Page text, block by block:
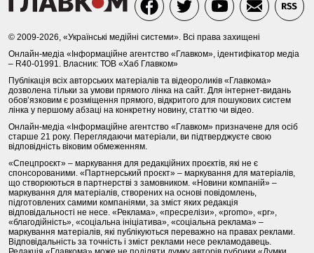
© 2009-2026, «Українські медійні системи». Всі права захищені
Онлайн-медіа «Інформаційне агентство «Главком», ідентифікатор медіа
– R40-01991. Власник: ТОВ «Хаб Главком»
Публікація всіх авторських матеріалів та відеороликів «Главкома»
дозволена тільки за умови прямого лінка на сайт. Для інтернет-видань
обов’язковим є розміщення прямого, відкритого для пошукових систем
лінка у першому абзаці на конкретну новину, статтю чи відео.
Онлайн-медіа «Інформаційне агентство «Главком» призначене для осіб
старше 21 року. Переглядаючи матеріали, ви підтверджуєте свою
відповідність віковим обмеженням.
«Спецпроєкт» – маркування для редакційних проєктів, які не є
спонсорованими. «Партнерський проєкт» – маркування для матеріалів,
що створюються в партнерстві з замовником. «Новини компаній» –
маркування для матеріалів, створених на основі повідомлень,
підготовлених самими компаніями, за зміст яких редакція
відповідальності не несе. «Реклама», «пресрелізи», «promo», «pr»,
«благодійність», «соціальна ініціатива», «соціальна реклама» –
маркування матеріалів, які публікуються переважно на правах реклами.
Відповідальність за точність і зміст реклами несе рекламодавець.